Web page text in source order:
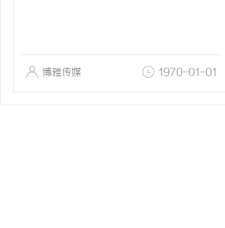
博雅传媒 1970-01-01